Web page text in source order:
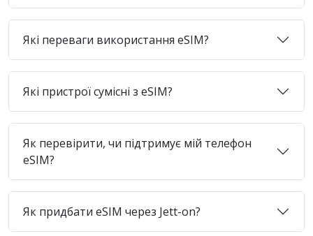
Які переваги використання eSIM?
Які пристрої сумісні з eSIM?
Як перевірити, чи підтримує мій телефон
eSIM?
Як придбати eSIM через Jett-on?